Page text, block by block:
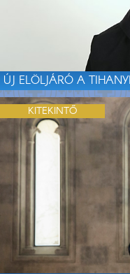
ÚJ ELÖLJÁRÓ A
KITEKINTŐ